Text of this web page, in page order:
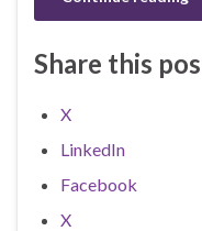
Share this
X
LinkedIn
Facebook
X